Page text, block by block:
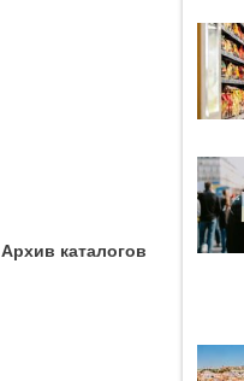
Архив каталогов